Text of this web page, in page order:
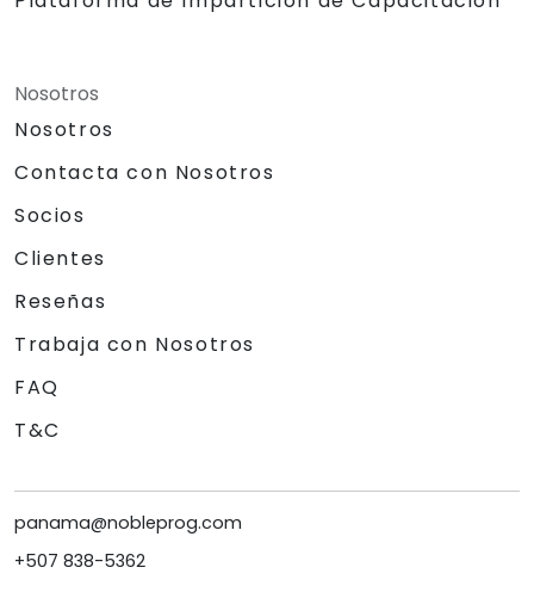
Nosotros
Nosotros
Contacta con Nosotros
Socios
Clientes
Reseñas
Trabaja con Nosotros
FAQ
T&C
panama@nobleprog.com
+507 838-5362